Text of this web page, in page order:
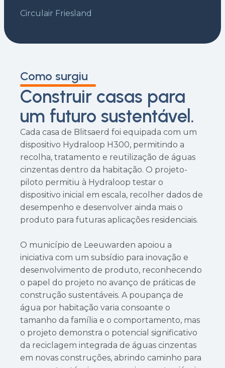
Circulair Friesland
Como surgiu
Construir casas para
um futuro sustentável.
Cada casa de Blitsaerd foi equipada com um
dispositivo Hydraloop H300, permitindo a
recolha, tratamento e reutilização de águas
cinzentas dentro da habitação. O projeto-
piloto permitiu à Hydraloop testar o
dispositivo inicial em escala, recolher dados de
desempenho e desenvolver ainda mais o
produto para futuras aplicações residenciais.
O município de Leeuwarden apoiou a
iniciativa com um subsídio para inovação e
desenvolvimento de produto, reconhecendo
o papel do projeto no avanço de práticas de
construção sustentáveis. A poupança de
água por habitação varia consoante o
tamanho da família e o comportamento, mas
o projeto demonstra o potencial significativo
da reciclagem integrada de águas cinzentas
em novas construções, abrindo caminho para